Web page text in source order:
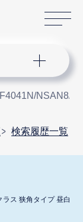
NSAN8/W
検索履歴一覧
ス 狭角タイプ 昼白